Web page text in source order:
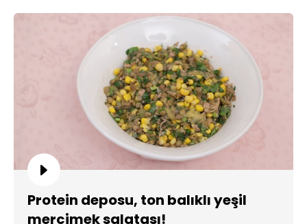
Protein deposu, ton balıklı yeşil
mercimek salatası!